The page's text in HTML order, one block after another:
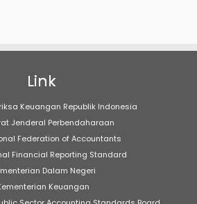
Link
Keuangan Republik Indonesia
Jenderal Perbendaharaan
Federation of Accountants
Financial Reporting Standard
Dalam Negeri
Keuangan